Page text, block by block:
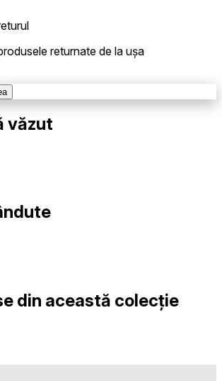
returnate de la ușa
văzut
din această colecție